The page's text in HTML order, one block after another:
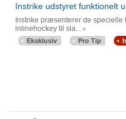
Instrike udstyret funktionelt
Instrike præsenterer de specielle
inlinehockey til sla...
Eksklusiv Pro Tip